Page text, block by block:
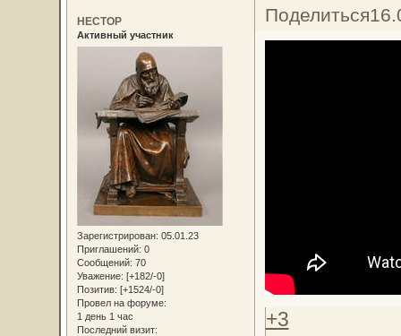
Поделиться
НЕСТОР
Активный участник
Зарегистрирован: 05.01.23
Приглашений: 0
Сообщений: 70
Уважение: [+182/-0]
Позитив: [+1524/-0]
Провел на форуме:
1 день 1 час
Последний визит:
+3